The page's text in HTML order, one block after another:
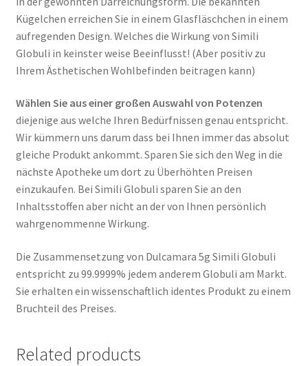
Kügelchen erreichen Sie in einem Glasfläschchen in einem
aufregenden Design. Welches die Wirkung von Simili
Globuli in keinster weise Beeinflusst! (Aber positiv zu
Ihrem Ästhetischen Wohlbefinden beitragen kann)
Wählen Sie aus einer großen Auswahl von Potenzen
diejenige aus welche Ihren Bedürfnissen genau entspricht.
Wir kümmern uns darum dass bei Ihnen immer das absolut
gleiche Produkt ankommt. Sparen Sie sich den Weg in die
nächste Apotheke um dort zu Überhöhten Preisen
einzukaufen. Bei Simili Globuli sparen Sie an den
Inhaltsstoffen aber nicht an der von Ihnen persönlich
wahrgenommenne Wirkung.
Die Zusammensetzung von Dulcamara 5g Simili Globuli
entspricht zu 99.9999% jedem anderem Globuli am Markt.
Sie erhalten ein wissenschaftlich identes Produkt zu einem
Bruchteil des Preises.
Related products